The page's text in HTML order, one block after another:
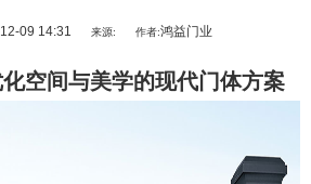
09 14:31 来源: 作者:鸿益门业
化空间与美学的现代门体方案